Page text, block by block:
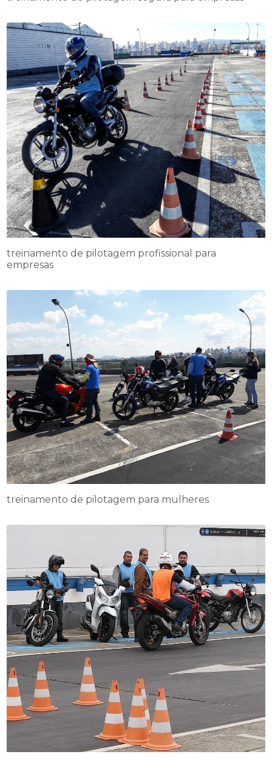
treinamento de pilotagem profissional para
empresas
treinamento de pilotagem para mulheres